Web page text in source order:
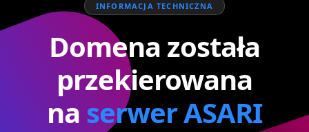
INFORMACJA TECHNICZNA
Domena została
przekierowana
na serwer ASARI